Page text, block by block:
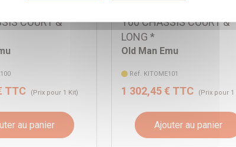
COURT &
TTC (Prix pour 1 Kit)
au panier
Y60 CHASSIS COURT &
LONG *
Old Man Emu
Réf. KITOME101
1 302,45 € TTC (Prix pour 1
Ajouter au panier